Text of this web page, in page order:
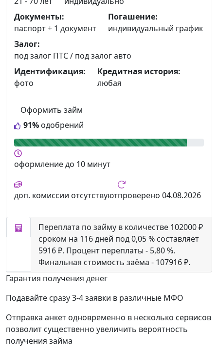
91% одобрений
Оформить займ
Документы:
паспорт + 1 документ
Погашение:
индивидуальный график
Залог:
под залог ПТС / под залог авто
Идентификация:
фото
Кредитная история:
любая
оформлениедо 10 минут
доп. комиссии отсутствуютпроверено 04.08.2026
Переплата по займу в количестве 102000 ₽
сроком на 116 дней под 0,05 % составляет
5916 ₽. Процент переплаты - 5,80 %.
Финальная стоимость заёма - 107916 ₽.
Гарантия получения денег
Подавайте сразу 3-4 заявки в различные МФО
Отправка анкет одновременно в несколько сервисов
позволит существенно увеличить вероятность
получения займа